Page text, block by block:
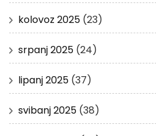
kolovoz 2025 (23)
srpanj 2025 (24)
lipanj 2025 (37)
svibanj 2025 (38)